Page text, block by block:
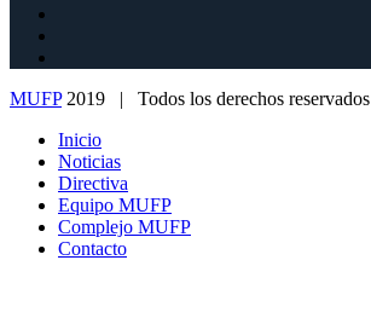
MUFP2019 | Todos los derechos reservados
Inicio
Noticias
Directiva
Equipo MUFP
Complejo MUFP
Contacto